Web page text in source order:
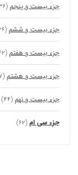
جزء بیست و پنجم (۳۶)
جزء بیست و ششم (۳۶)
جزء بیست و هفتم (۴۲)
جزء بیست و هشتم (۳۷)
جزء بیست و نهم (۴۴)
جزء سی ام (۶۲)